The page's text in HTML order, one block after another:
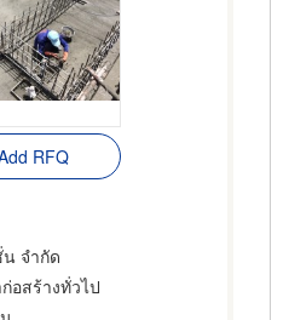
RFQ
จำกัด
อสร้างทั่วไป